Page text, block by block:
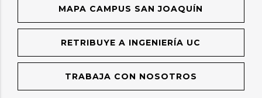
MAPA CAMPUS SAN JOAQUÍN
RETRIBUYE A INGENIERÍA UC
TRABAJA CON NOSOTROS